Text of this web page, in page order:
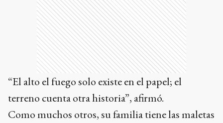
“El alto el fuego solo existe en el papel; el
terreno cuenta otra historia”, afirmó.
Como muchos otros, su familia tiene las maletas